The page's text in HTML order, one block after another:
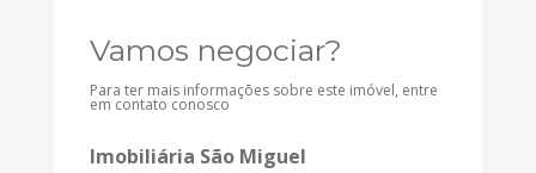
Vamos negociar?
Para ter mais informações sobre este imóvel, entre
em contato conosco
Imobiliária São Miguel